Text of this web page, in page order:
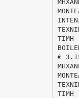
TIMH
€
TIMH